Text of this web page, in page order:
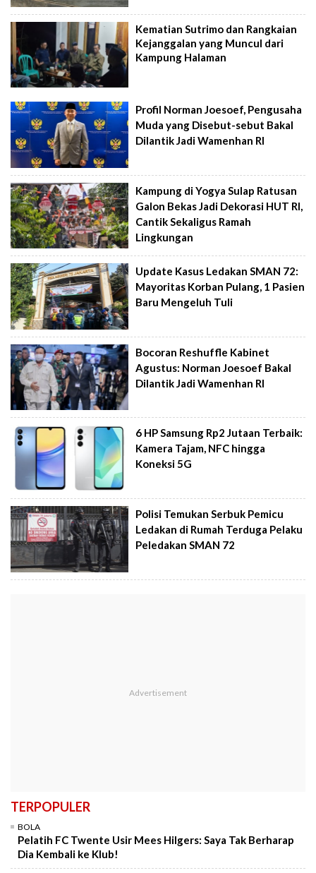
Kematian Sutrimo dan Rangkaian
Kejanggalan yang Muncul dari
Kampung Halaman
Profil Norman Joesoef, Pengusaha
Muda yang Disebut-sebut Bakal
Dilantik Jadi Wamenhan RI
Kampung di Yogya Sulap Ratusan
Galon Bekas Jadi Dekorasi HUT RI,
Cantik Sekaligus Ramah
Lingkungan
Update Kasus Ledakan SMAN 72:
Mayoritas Korban Pulang, 1 Pasien
Baru Mengeluh Tuli
Bocoran Reshuffle Kabinet
Agustus: Norman Joesoef Bakal
Dilantik Jadi Wamenhan RI
6 HP Samsung Rp2 Jutaan Terbaik:
Kamera Tajam, NFC hingga
Koneksi 5G
Polisi Temukan Serbuk Pemicu
Ledakan di Rumah Terduga Pelaku
Peledakan SMAN 72
TERPOPULER
BOLA
Pelatih FC Twente Usir Mees Hilgers: Saya Tak Berharap
Dia Kembali ke Klub!